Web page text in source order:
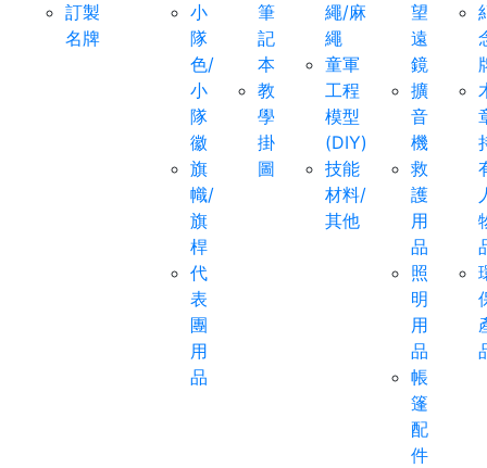
訂製
名牌
小
隊
色/
小
隊
徽
旗
幟/
旗
桿
代
表
團
用
品
筆
記
本
教
學
掛
圖
繩/麻
繩
童軍
工程
模型
(DIY)
技能
材料/
其他
望
遠
鏡
擴
音
機
救
護
用
品
照
明
用
品
帳
篷
配
件